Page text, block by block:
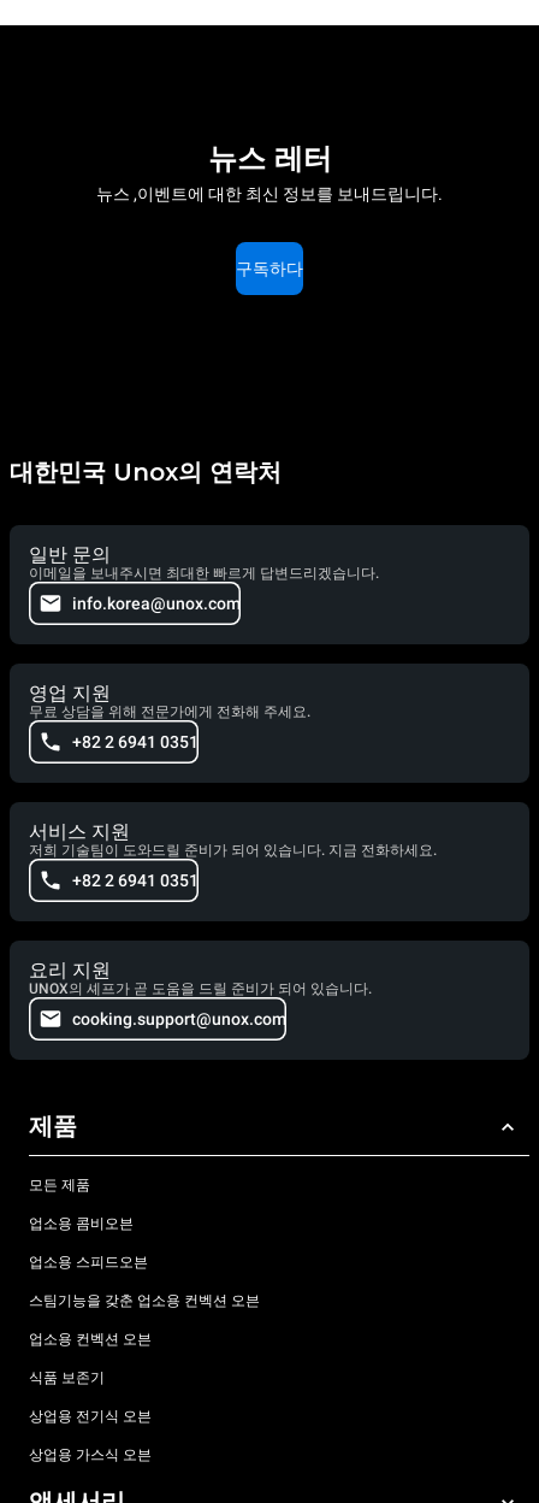
뉴스 레터
뉴스 ,이벤트에 대한 최신 정보를 보내드립니다.
구독하다
대한민국 Unox의 연락처
일반 문의
이메일을 보내주시면 최대한 빠르게 답변드리겠습니다.
info.korea@unox.com
영업 지원
무료 상담을 위해 전문가에게 전화해 주세요.
+82 2 6941 0351
서비스 지원
저희 기술팀이 도와드릴 준비가 되어 있습니다. 지금 전화하세요.
+82 2 6941 0351
요리 지원
UNOX의 셰프가 곧 도움을 드릴 준비가 되어 있습니다.
cooking.support@unox.com
제품
모든 제품
업소용 콤비오븐
업소용 스피드오븐
스팀기능을 갖춘 업소용 컨벡션 오븐
업소용 컨벡션 오븐
식품 보존기
상업용 전기식 오븐
상업용 가스식 오븐